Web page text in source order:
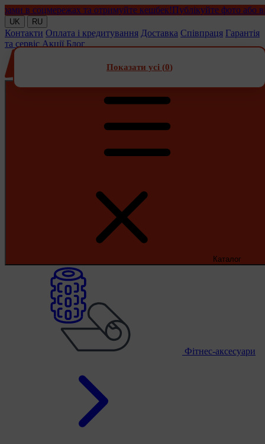
соцмережах та отримуйте кешбек!Публікуйте фото або
UK RU
Контакти Оплата і кредитування Доставка Співпраця Гарантія
та сервіс Акції Блог
Каталог
Фітнес-аксесуари
Показати усі (0)